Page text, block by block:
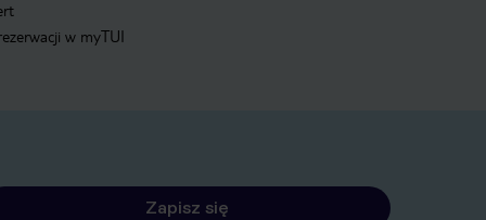
w myTUI
Zapisz się